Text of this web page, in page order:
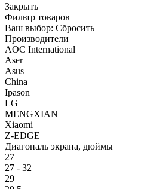
Закрыть
Фильтр товаров
Ваш выбор: Сбросить
Производители
AOC International
Aser
Asus
China
Ipason
LG
MENGXIAN
Xiaomi
Z-EDGE
Диагональ экрана, дюймы
27
27 - 32
29